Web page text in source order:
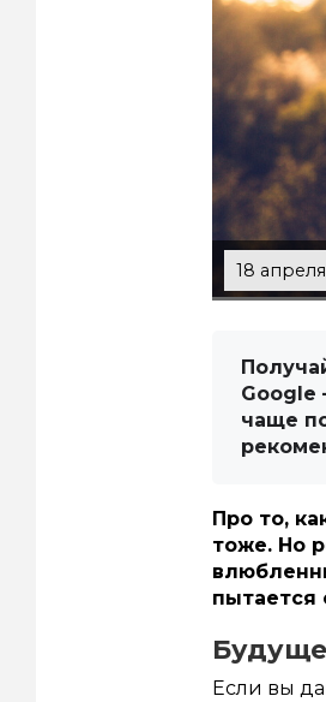
18
Google
чаще
Про то,
тоже. Но
пытается
Если вы